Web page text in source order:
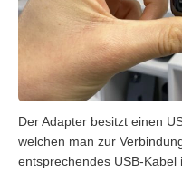
Der Adapter besitzt einen
welchen man zur
entsprechendes USB-Kabel